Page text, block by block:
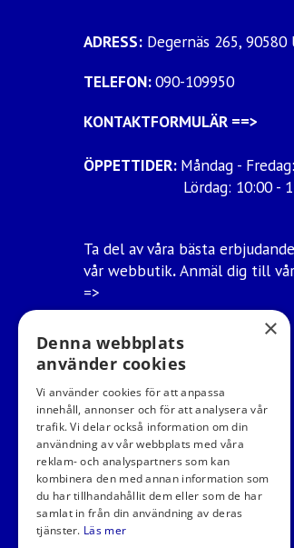
ADRESS: Degernäs 265, 90580
TELEFON:090-109950
KONTAKTFORMULÄR ==>
ÖPPETTIDER: Måndag -
Lördag: 10:00 -
Ta del av våra bästa
vår webbutik.Anmäl dig till
=>
Ångra mitt köp
×
Denna webbplats
använder cookies
Vi använder cookies för att anpassa
innehåll, annonser och för att analysera vår
trafik. Vi delar också information om din
användning av vår webbplats med våra
reklam- och analyspartners som kan
kombinera den med annan information som
du har tillhandahållit dem eller som de har
samlat in från din användning av deras
tjänster. Läs mer